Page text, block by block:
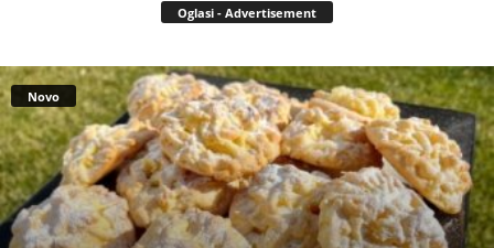
Oglasi - Advertisement
Novo